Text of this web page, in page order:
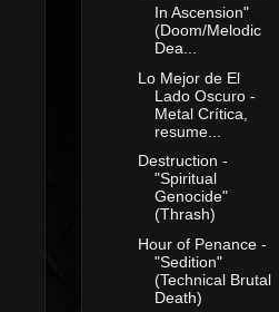
In Ascension"
(Doom/Melodic
Dea...
Lo Mejor de El
Lado Oscuro -
Metal Crítica,
resume...
Destruction -
"Spiritual
Genocide"
(Thrash)
Hour of Penance -
"Sedition"
(Technical Brutal
Death)